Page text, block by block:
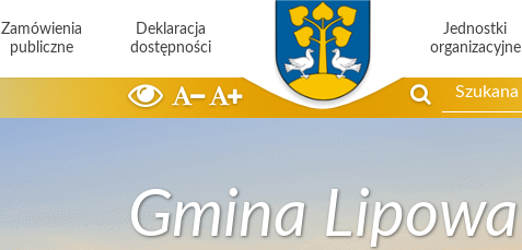
Zamówienia
publiczne
Deklaracja
dostępności
Jednostki
organizacyjne
Szukaj
Gmina Lipowa